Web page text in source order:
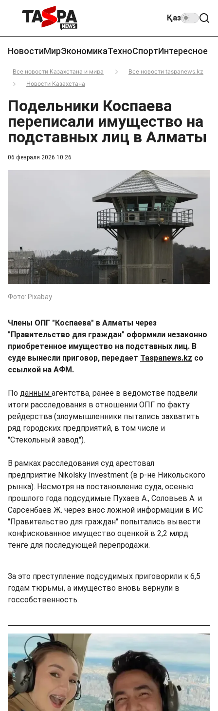
Қаз
НовостиМирЭкономикаТехноСпортИнтересное
Все новости Казахстана и мира
Все новости taspanews.kz
Новости Казахстана
06 февраля 2026 10:26
Подельники Коспаева
переписали имущество на
подставных лиц в Алматы
Фото: Pixabay
Члены ОПГ "Коспаева" в Алматы через
"Правительство для граждан" оформили незаконно
приобретенное имущество на подставных лиц. В
суде вынесли приговор, передает Taspanews.kz cо
ссылкой на АФМ.
По данным агентства, ранее в ведомстве подвели
итоги расследования в отношении ОПГ по факту
рейдерства (злоумышленники пытались захватить
ряд городских предприятий, в том числе и
"Стекольный завод").
В рамках расследования суд арестовал
предприятие Nikolsky Investment (в р-не Никольского
рынка). Несмотря на постановление суда, осенью
прошлого года подсудимые Пухаев А., Соловьев А. и
Сарсенбаев Ж. через внос ложной информации в ИС
"Правительство для граждан" попытались вывести
конфискованное имущество оценкой в 2,2 млрд
тенге для последующей перепродажи.
За это преступление подсудимых приговорили к 6,5
годам тюрьмы, а имущество вновь вернули в
госсобственность.